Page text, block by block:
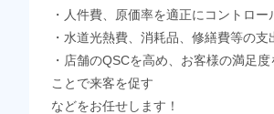
・人件費、原価率を適正にコントロー
・水道光熱費、消耗品、修繕費等の支
・店舗のQSCを高め、お客様の満足
ことで来客を促す
などをお任せします！